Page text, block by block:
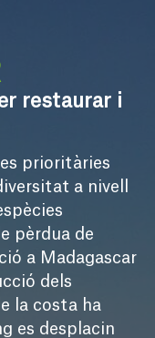
restaurar i
prioritàries
a nivell
pèrdua de
a Madagascar
dels
la costa ha
es desplacin